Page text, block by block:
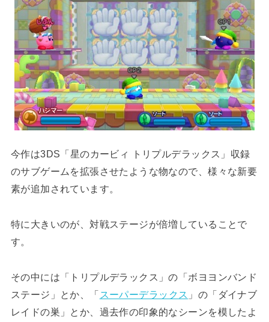
今作は3DS「星のカービィ トリプルデラックス」収録
のサブゲームを拡張させたような物なので、様々な新要
素が追加されています。
特に大きいのが、対戦ステージが倍増していることで
す。
その中には「トリプルデラックス」の「ボヨヨンバンド
ステージ」とか、「 スーパーデラックス 」の「ダイナブ
レイドの巣」とか、過去作の印象的なシーンを模したよ